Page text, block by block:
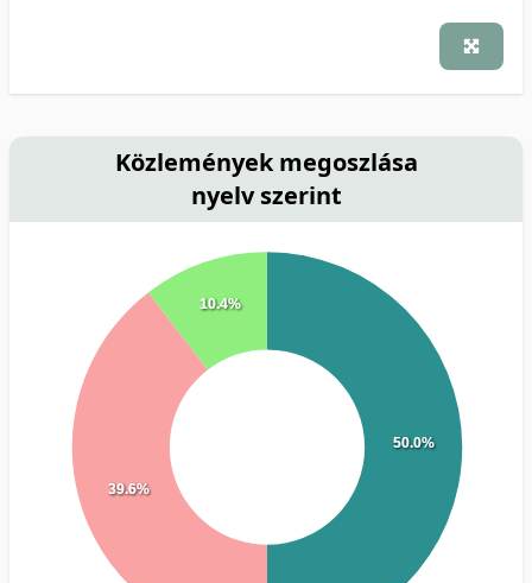
Közlemények megoszlása
nyelv szerint
50.0%
39.6%
10.4%